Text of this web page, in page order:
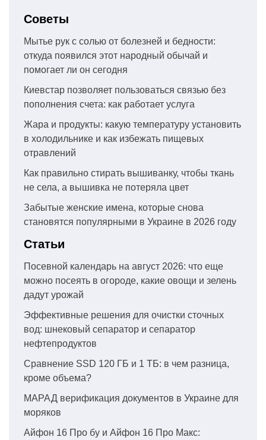
Советы
Мытье рук с солью от болезней и бедности:
откуда появился этот народный обычай и
помогает ли он сегодня
Киевстар позволяет пользоваться связью без
пополнения счета: как работает услуга
Жара и продукты: какую температуру установить
в холодильнике и как избежать пищевых
отравлений
Как правильно стирать вышиванку, чтобы ткань
не села, а вышивка не потеряла цвет
Забытые женские имена, которые снова
становятся популярными в Украине в 2026 году
Статьи
Посевной календарь на август 2026: что еще
можно посеять в огороде, какие овощи и зелень
дадут урожай
Эффективные решения для очистки сточных
вод: шнековый сепаратор и сепаратор
нефтепродуктов
Сравнение SSD 120 ГБ и 1 ТБ: в чем разница,
кроме объема?
МАРАД верификация документов в Украине для
моряков
Айфон 16 Про бу и Айфон 16 Про Макс: